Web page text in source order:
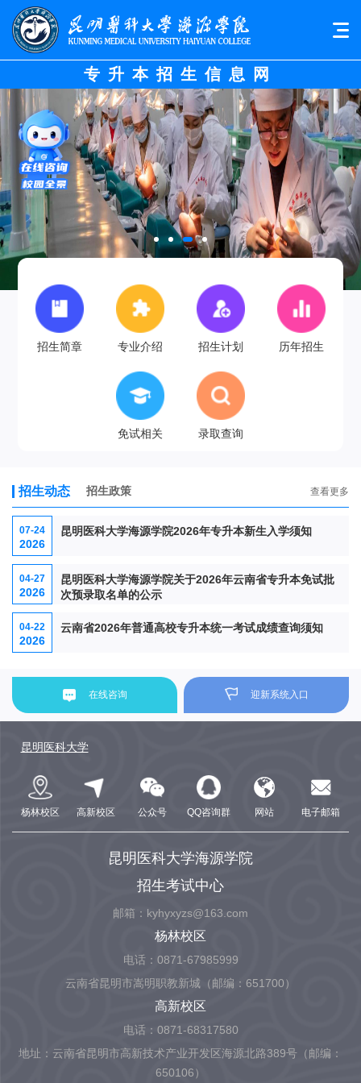
专升本招生信息网
招生简章 专业介绍 招生计划 历年招生
免试相关 录取查询
招生动态 招生政策 查看更多
07-24
2026
昆明医科大学海源学院2026年专升本新生入学须知
04-27
2026
昆明医科大学海源学院关于2026年云南省专升本免试批
次预录取名单的公示
04-22
2026
云南省2026年普通高校专升本统一考试成绩查询须知
在线咨询 迎新系统入口
昆明医科大学
杨林校区 高新校区 公众号 QQ咨询群 网站 电子邮箱
昆明医科大学海源学院
招生考试中心
邮箱：kyhyxyzs@163.com
杨林校区
电话：0871-67985999
云南省昆明市嵩明职教新城（邮编：651700）
高新校区
电话：0871-68317580
地址：云南省昆明市高新技术产业开发区海源北路389号（邮编：
650106）